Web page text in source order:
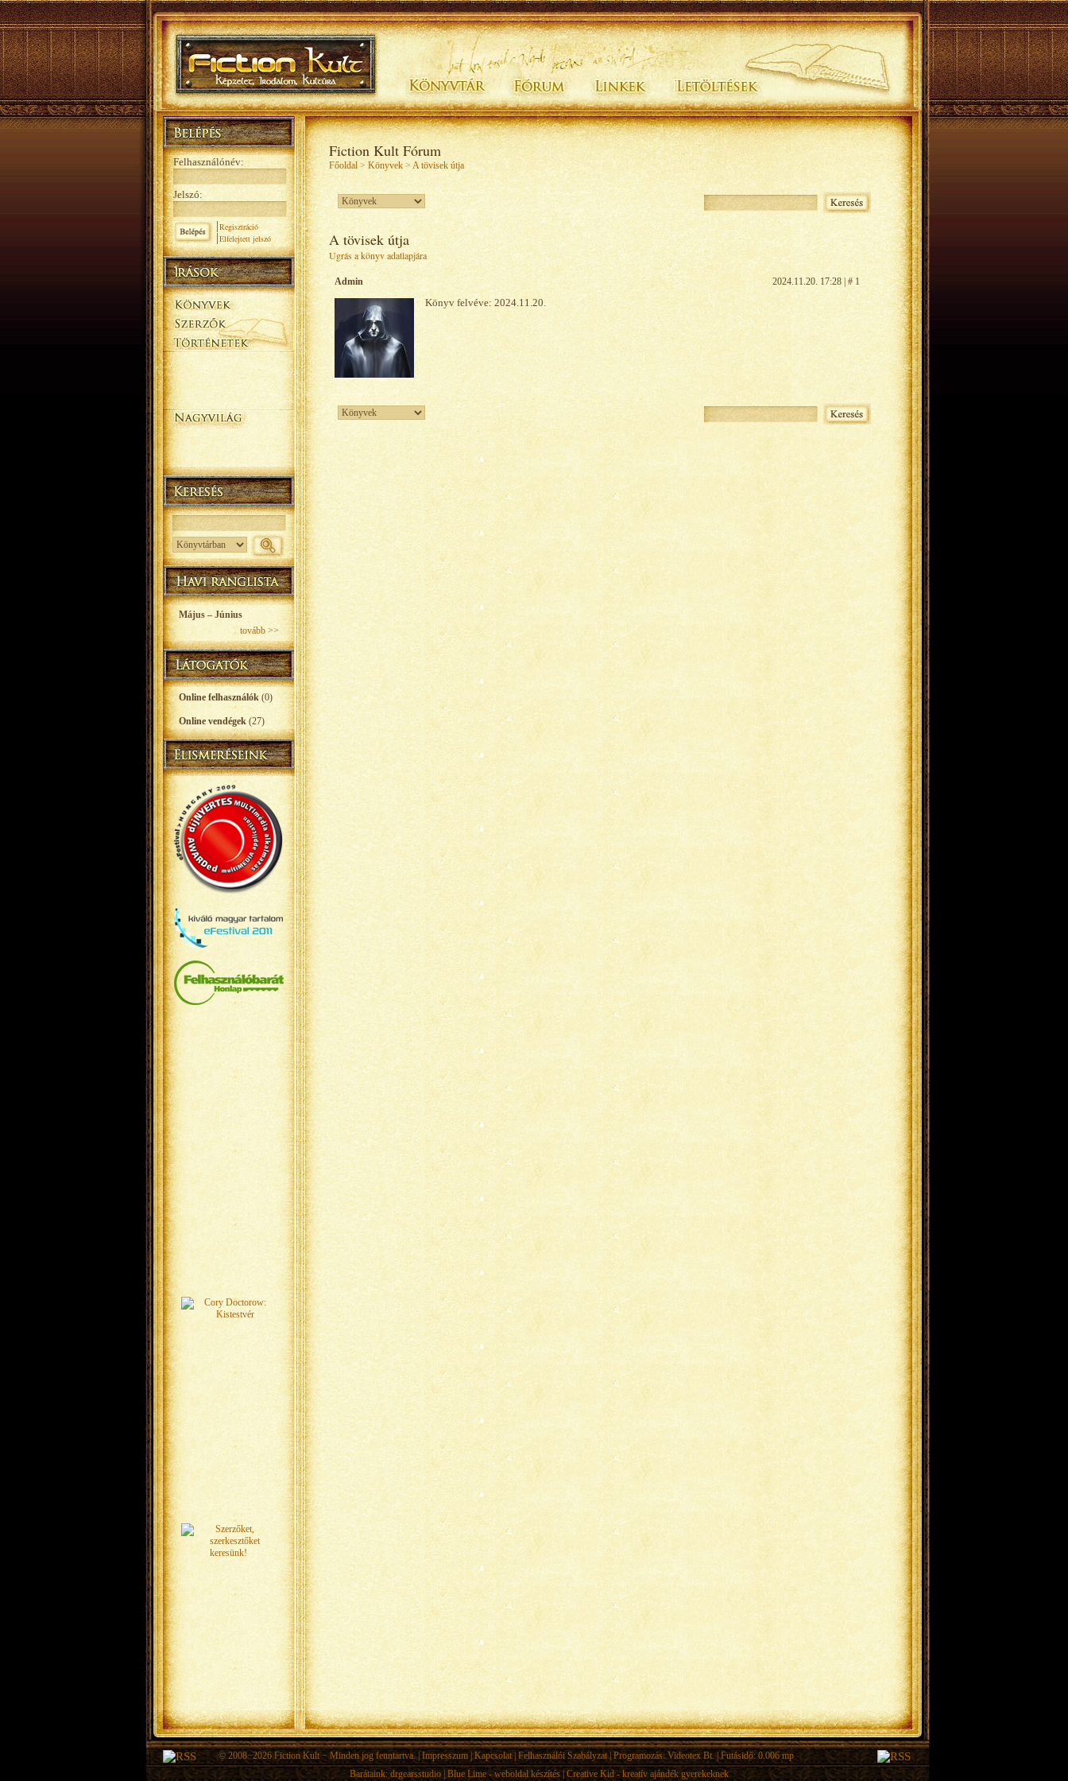
Felhasználónév:
Jelszó:
Regisztráció
Elfelejtett jelszó
Május – Június
tovább >>
Online felhasználók (0)
Online vendégek(27)
Fiction Kult Fórum
Főoldal> Könyvek> A tövisek útja
A tövisek útja
Ugrás a könyv adatlapjára
Admin 2024.11.20. 17:28 | # 1
Könyv felvéve: 2024.11.20.
© 2008−2026 Fiction Kult− Minden jog fenntartva. | Impresszum| Kapcsolat| Felhasználói Szabályzat| Programozás:Videotex Bt. | Futásidő: 0.006 mp
Barátaink:drgearsstudio| Blue Lime - weboldal készítés|Creative Kid - kreatív ajándék gyerekeknek